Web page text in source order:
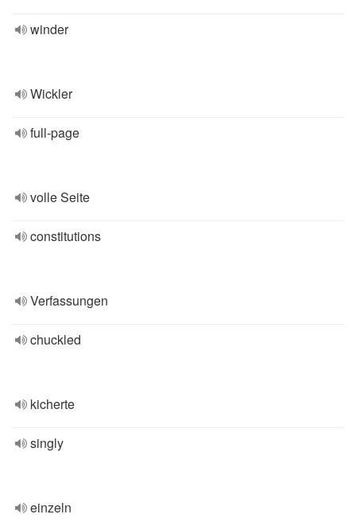
winder
Wickler
full-page
volle Seite
constitutions
Verfassungen
chuckled
kicherte
singly
einzeln